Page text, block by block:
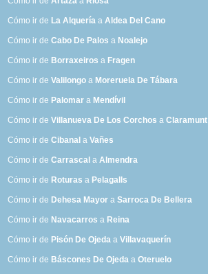
Cómo ir de La Alquería aAldea Del Cano
Cómo ir deCabo De Palos a Noalejo
Cómo ir de Borraxeiros a Fragen
Cómo ir deValilongo a Moreruela De Tábara
Cómo ir de Palomar a Mendívil
Cómo ir deVillanueva De Los Corchos aClaramunt
Cómo ir deCibanal aVañes
Cómo ir deCarrascal aAlmendra
Cómo ir de Roturas a Pelagalls
Cómo ir de Dehesa Mayor aSarroca De Bellera
Cómo ir de Navacarros a Reina
Cómo ir de Pisón De Ojeda aVillavaquerín
Cómo ir de Báscones De Ojeda aOteruelo